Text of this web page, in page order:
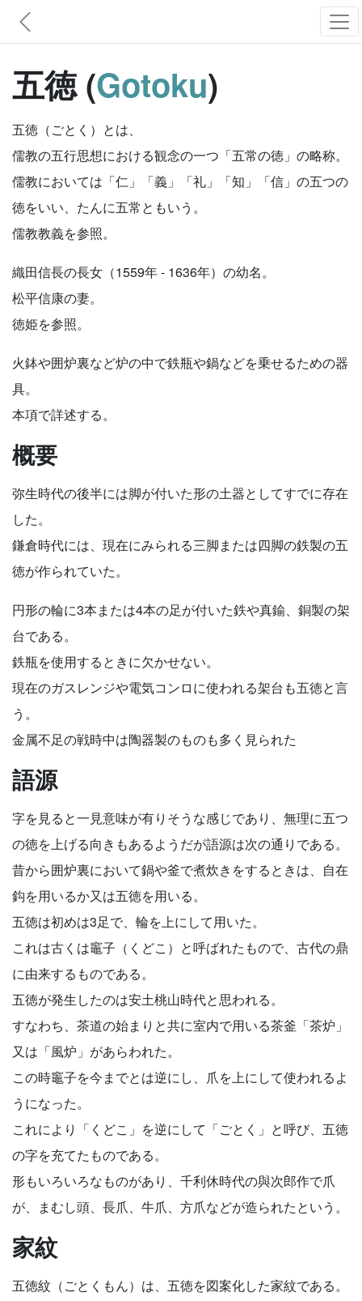
五徳 (Gotoku)
五徳（ごとく）とは、
儒教の五行思想における観念の一つ「五常の徳」の略称。
儒教においては「仁」「義」「礼」「知」「信」の五つの
徳をいい、たんに五常ともいう。
儒教教義を参照。
織田信長の長女（1559年 - 1636年）の幼名。
松平信康の妻。
徳姫を参照。
火鉢や囲炉裏など炉の中で鉄瓶や鍋などを乗せるための器
具。
本項で詳述する。
概要
弥生時代の後半には脚が付いた形の土器としてすでに存在
した。
鎌倉時代には、現在にみられる三脚または四脚の鉄製の五
徳が作られていた。
円形の輪に3本または4本の足が付いた鉄や真鍮、銅製の架
台である。
鉄瓶を使用するときに欠かせない。
現在のガスレンジや電気コンロに使われる架台も五徳と言
う。
金属不足の戦時中は陶器製のものも多く見られた
語源
字を見ると一見意味が有りそうな感じであり、無理に五つ
の徳を上げる向きもあるようだが語源は次の通りである。
昔から囲炉裏において鍋や釜で煮炊きをするときは、自在
鈎を用いるか又は五徳を用いる。
五徳は初めは3足で、輪を上にして用いた。
これは古くは竈子（くどこ）と呼ばれたもので、古代の鼎
に由来するものである。
五徳が発生したのは安土桃山時代と思われる。
すなわち、茶道の始まりと共に室内で用いる茶釜「茶炉」
又は「風炉」があらわれた。
この時竈子を今までとは逆にし、爪を上にして使われるよ
うになった。
これにより「くどこ」を逆にして「ごとく」と呼び、五徳
の字を充てたものである。
形もいろいろなものがあり、千利休時代の與次郎作で爪
が、まむし頭、長爪、牛爪、方爪などが造られたという。
家紋
五徳紋（ごとくもん）は、五徳を図案化した家紋である。